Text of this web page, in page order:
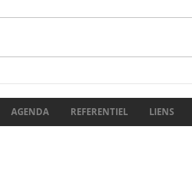
prédisaient la fin du
carnétisme… Un siècle plus
tard, que reste-t-il de leurs
AGENDA REFERENTIEL LIENS